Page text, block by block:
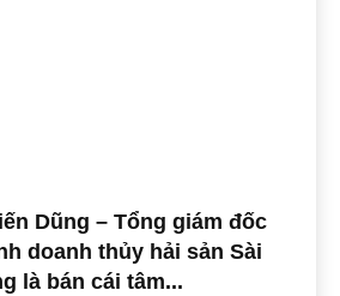
Dũng – Tổng giám đốc
doanh thủy hải sản Sài
là bán cái tâm...